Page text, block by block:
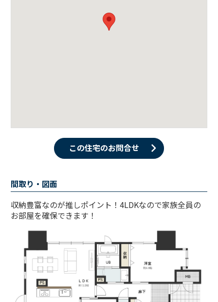
この住宅のお問合せ
間取り・図面
収納豊富なのが推しポイント！4LDKなので家族全員の
お部屋を確保できます！